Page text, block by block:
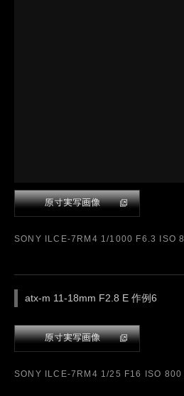
SONY ILCE-7RM4 1/1000 F6.3 ISO
atx-m 11-18mm F2.8 E 作例6